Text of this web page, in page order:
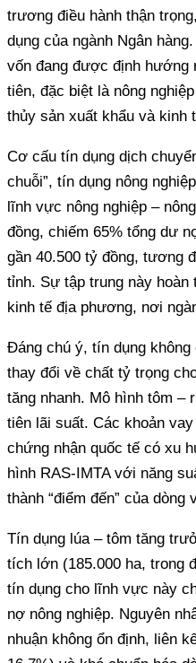
trương điều hành thận
dụng của ngành Ngân
vốn đang được định
tiên, đặc biệt là nông
thủy sản xuất khẩu và kinh
Cơ cấu tín dụng dịch
chuỗi”, tín dụng nông
lĩnh vực nông nghiệp –
đồng, chiếm 65% tổng dư
gần 40.500 tỷ đồng, tương
tỉnh. Sự tập trung này
kinh tế địa phương, nơi
Đáng chú ý, tín dụng
thay đổi về chất tỷ trọng
tăng nhanh. Mô hình tôm
tiên lãi suất. Các khoản
chứng nhận quốc tế có xu
hình RAS-IMTA với năng
thành “điểm đến” của
Tín dụng lúa – tôm tăng
tích lớn (185.000 ha, trong
tín dụng cho lĩnh vực này
nợ nông nghiệp. Nguyên
nhuận không ổn định, liên